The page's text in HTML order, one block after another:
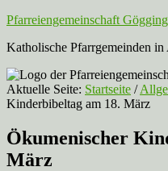
Pfarreiengemeinschaft
Katholische Pfarrgemeinden in
Aktuelle Seite: Startseite /
Kinderbibeltag am 18. März
Ökumenischer
März